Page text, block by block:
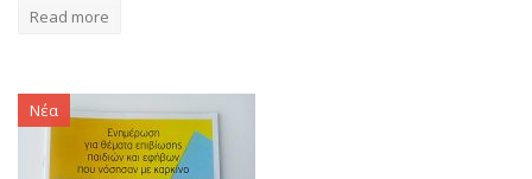
Read more
Νέα